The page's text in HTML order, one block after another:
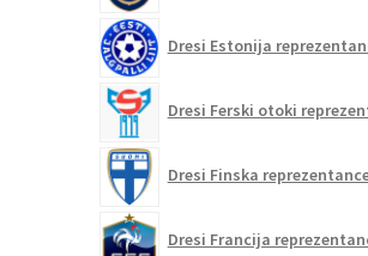
Dresi Estonija
Dresi Ferski otoki
Dresi Finska
Dresi Francija